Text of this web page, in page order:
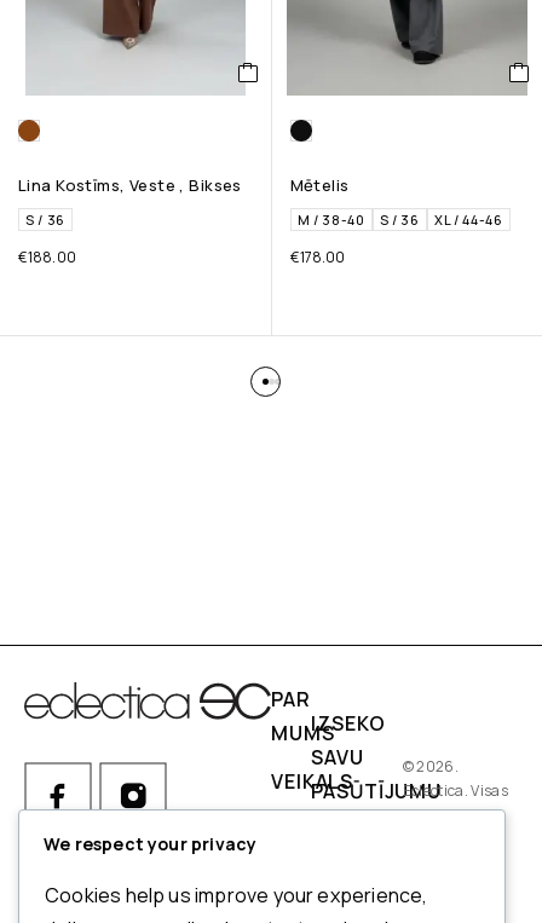
Lina Kostīms, Veste , Bikses
S / 36
€188.00
Mētelis
M / 38-40 S / 36 XL / 44-46
€178.00
Ja Jums ir kādi jautājumi par
pasūtījumu, produktiem vai
PAR
MUMS
VEIKALS
IZSEKO
SAVU
PASŪTĪJUMU
© 2026.
Eclectica. Visas
tiesības
We respect your privacy
Cookies help us improve your experience,